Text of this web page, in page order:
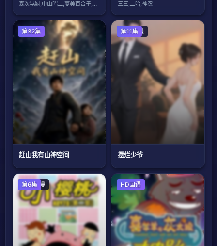
森次晃嗣,中山昭二,菱美百合子,阿知波信 三三,二哈,神农
第32集
赶山我有山神空间
国产动漫
第11集
摆烂少爷
国产动漫
第6集 HD国语